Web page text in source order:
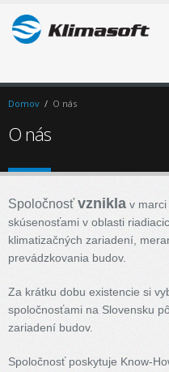
Domov / O nás
O nás
Spoločnosť vznikla v
skúsenosťami v oblasti
klimatizačných zariadení,
prevádzkovania budov.
Za krátku dobu existencie si
spoločnosťami na Slovensku
zariadení budov.
Spoločnosť poskytuje Know-